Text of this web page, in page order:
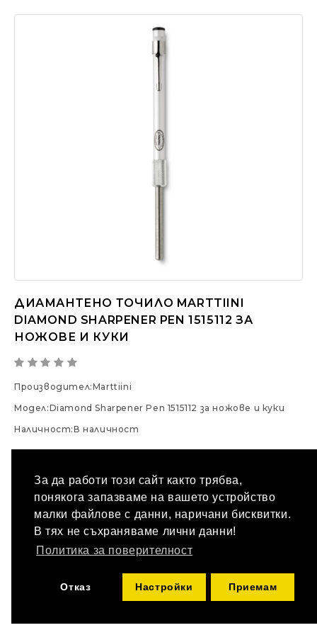
За да работи този сайт както трябва,
понякога запазваме на вашето устройство
малки файлове с данни, наричани бисквитки.
В тях не съхраняваме лични данни!
Политика за поверителност
Отказ Настройки Приемам
ДИАМАНТЕНО ТОЧИЛО MARTTIINI
DIAMOND SHARPENER PEN 1515112 ЗА
НОЖОВЕ И КУКИ
Производител:Marttiini
Модел:Diamond Sharpener Pen 1515112 за ножове и куки
Наличност:В наличност
Количество КУПИ